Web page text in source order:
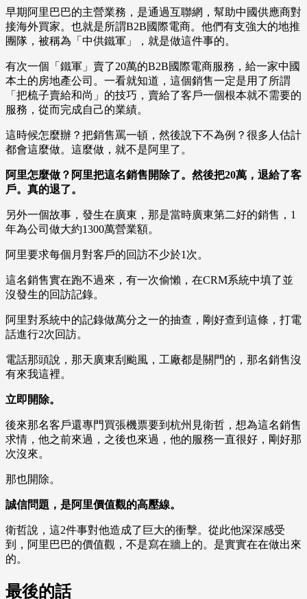
早期阿里巴巴的主營業務，是通過互聯網，幫助中國供應商對
接海外買家。也就是所謂B2B國際電商。他們有支強大的地推
團隊，被稱為「中供鐵軍」，就是做這件事的。
有次一個「鐵軍」賣了20萬的B2B國際電商服務，給一家中國
本土的房地產公司。一看就知道，這個銷售一定是用了所謂
「把梳子賣給和尚」的技巧，賣給了客戶一個根本就不需要的
服務，從而完成自己的業績。
這時候怎麼辦？把銷售罵一頓，然後說下不為例？很多人估計
都會這麼做。這麼做，就不是阿里了。
阿里怎麼做？阿里把這名銷售開除了。然後把20萬，退給了客
戶。真的退了。
另外一個故事，發生在廣東，那是當時廣東第二好的銷售，1
年為公司做大約1300萬營業額。
阿里要求每個月對客戶的回訪不少於1次。
這名銷售實在跑不過來，有一次偷懶，在CRM系統中填了並
沒發生的回訪記錄。
阿里對系統中的記錄做萬分之一的抽查，剛好查到這條，打電
話進行2次回訪。
電話那頭說，那天廣東刮颱風，工廠都是關門的，那名銷售沒
有來我這裡。
立即開除。
後來那名客戶還專門買張機票要到杭州見衛哲，想為這名銷售
求情，他之前來過，之後也來過，他的服務一直很好，剛好那
次沒來。
那也開除。
誠信問題，是阿里價值觀的高壓線。
衛哲說，這2件事對他造成了巨大的衝擊。從此他深深感受
到，阿里巴巴的價值觀，不是寫在牆上的。是實實在在做出來
的。
最後的話